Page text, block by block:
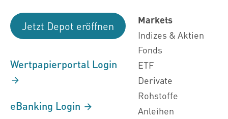
Jetzt Depot eröffnen
Wertpapierportal Login
eBanking Login
Markets
Indizes & Aktien
Fonds
ETF
Derivate
Rohstoffe
Anleihen